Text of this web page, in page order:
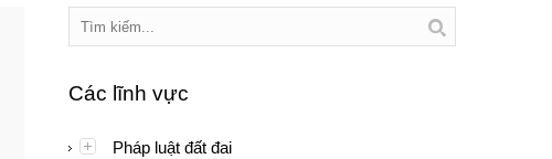
Các lĩnh vực
Pháp luật đất đai